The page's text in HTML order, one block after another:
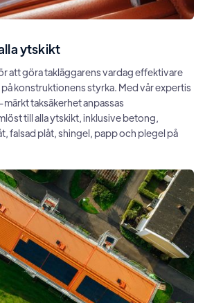
ytskikt
att göra takläggarens vardag effektivare
konstruktionens styrka. Med vår expertis
taksäkerhet anpassas
till alla ytskikt, inklusive betong,
falsad plåt, shingel, papp och plegel på